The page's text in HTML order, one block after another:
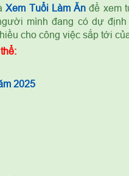
Xem Tuổi Làm Ăn để xem
mình đang có dự định
cho công việc sắp tới
2025